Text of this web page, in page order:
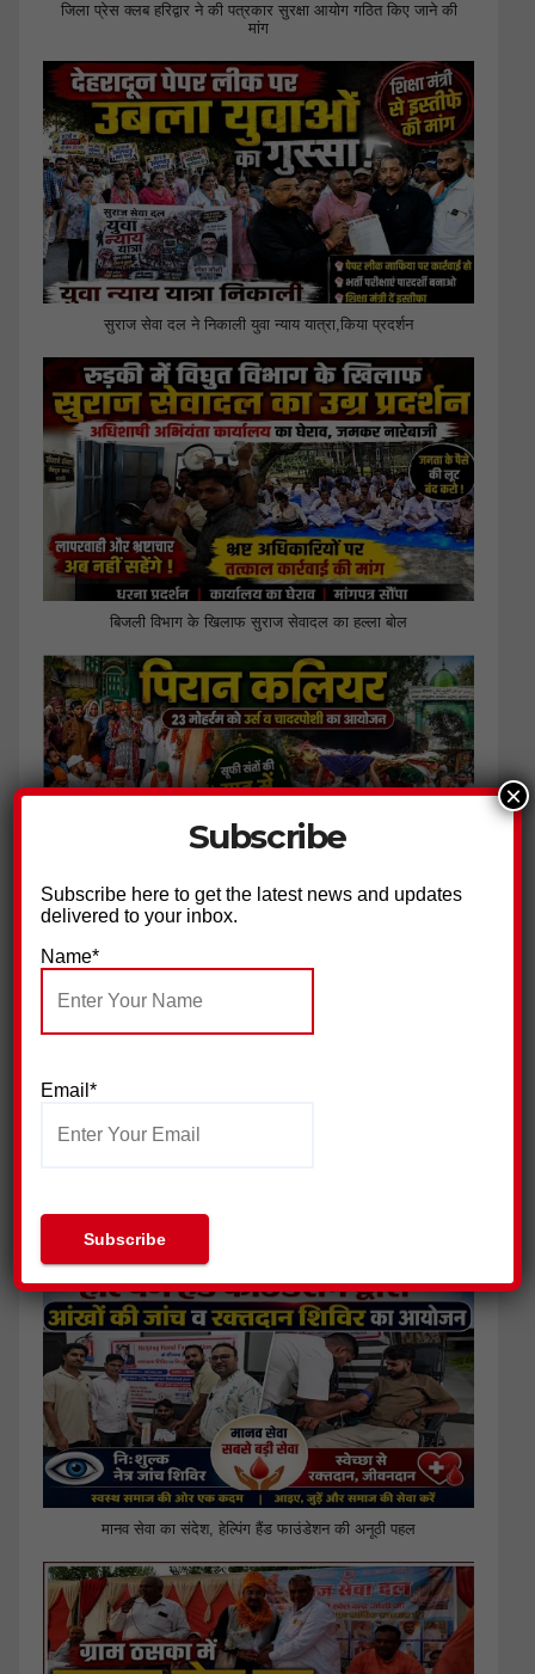
जिला प्रेस क्लब हरिद्वार ने की पत्रकार सुरक्षा आयोग गठित किए जाने की
मांग
सुराज सेवा दल ने निकाली युवा न्याय यात्रा,किया प्रदर्शन
बिजली विभाग के खिलाफ सुराज सेवादल का हल्ला बोल
पिरान कलियर में 23 मोहर्रम के मौके पर भव्य चादरपोशी,अमन की दुआओं
भाजपा की नीतियों से नाराज युवाओं ने थामा कांग्रेस का हाथ
मानव सेवा का संदेश, हेल्पिंग हैंड फाउंडेशन की अनूठी पहल
Subscribe
Subscribe here to get the latest news and updates
delivered to your inbox.
Name*
Email*
×